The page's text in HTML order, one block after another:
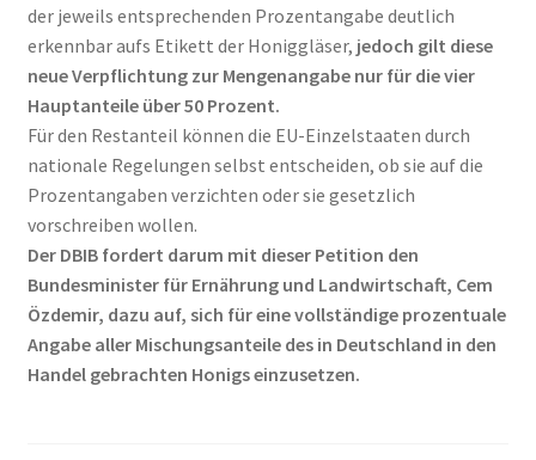
der jeweils entsprechenden Prozentangabe deutlich
erkennbar aufs Etikett der Honiggläser, jedoch gilt diese
neue Verpflichtung zur Mengenangabe nur für die vier
Hauptanteile über 50 Prozent.
Für den Restanteil können die EU-Einzelstaaten durch
nationale Regelungen selbst entscheiden, ob sie auf die
Prozentangaben verzichten oder sie gesetzlich
vorschreiben wollen.
Der DBIB fordert darum mit dieser Petition den
Bundesminister für Ernährung und Landwirtschaft, Cem
Özdemir, dazu auf, sich für eine vollständige prozentuale
Angabe aller Mischungsanteile des in Deutschland in den
Handel gebrachten Honigs einzusetzen.